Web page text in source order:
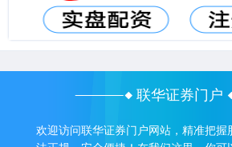
联华证券门户
欢迎访问联华证券门户网站，精准把握